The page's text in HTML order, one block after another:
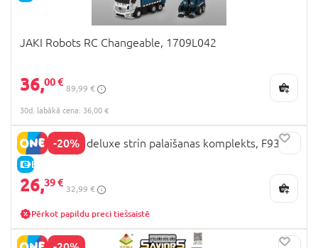
JAKI Robots RC Changeable, 1709L042
36,00 €
89,99 €
30d. labākā cena: 36,00 €
-20%
E-CENA
BEYBLADE X deluxe strin palaišanas komplekts, F9324
26,39 €
32,99 €
Pērkot papildu preci tiešsaistē